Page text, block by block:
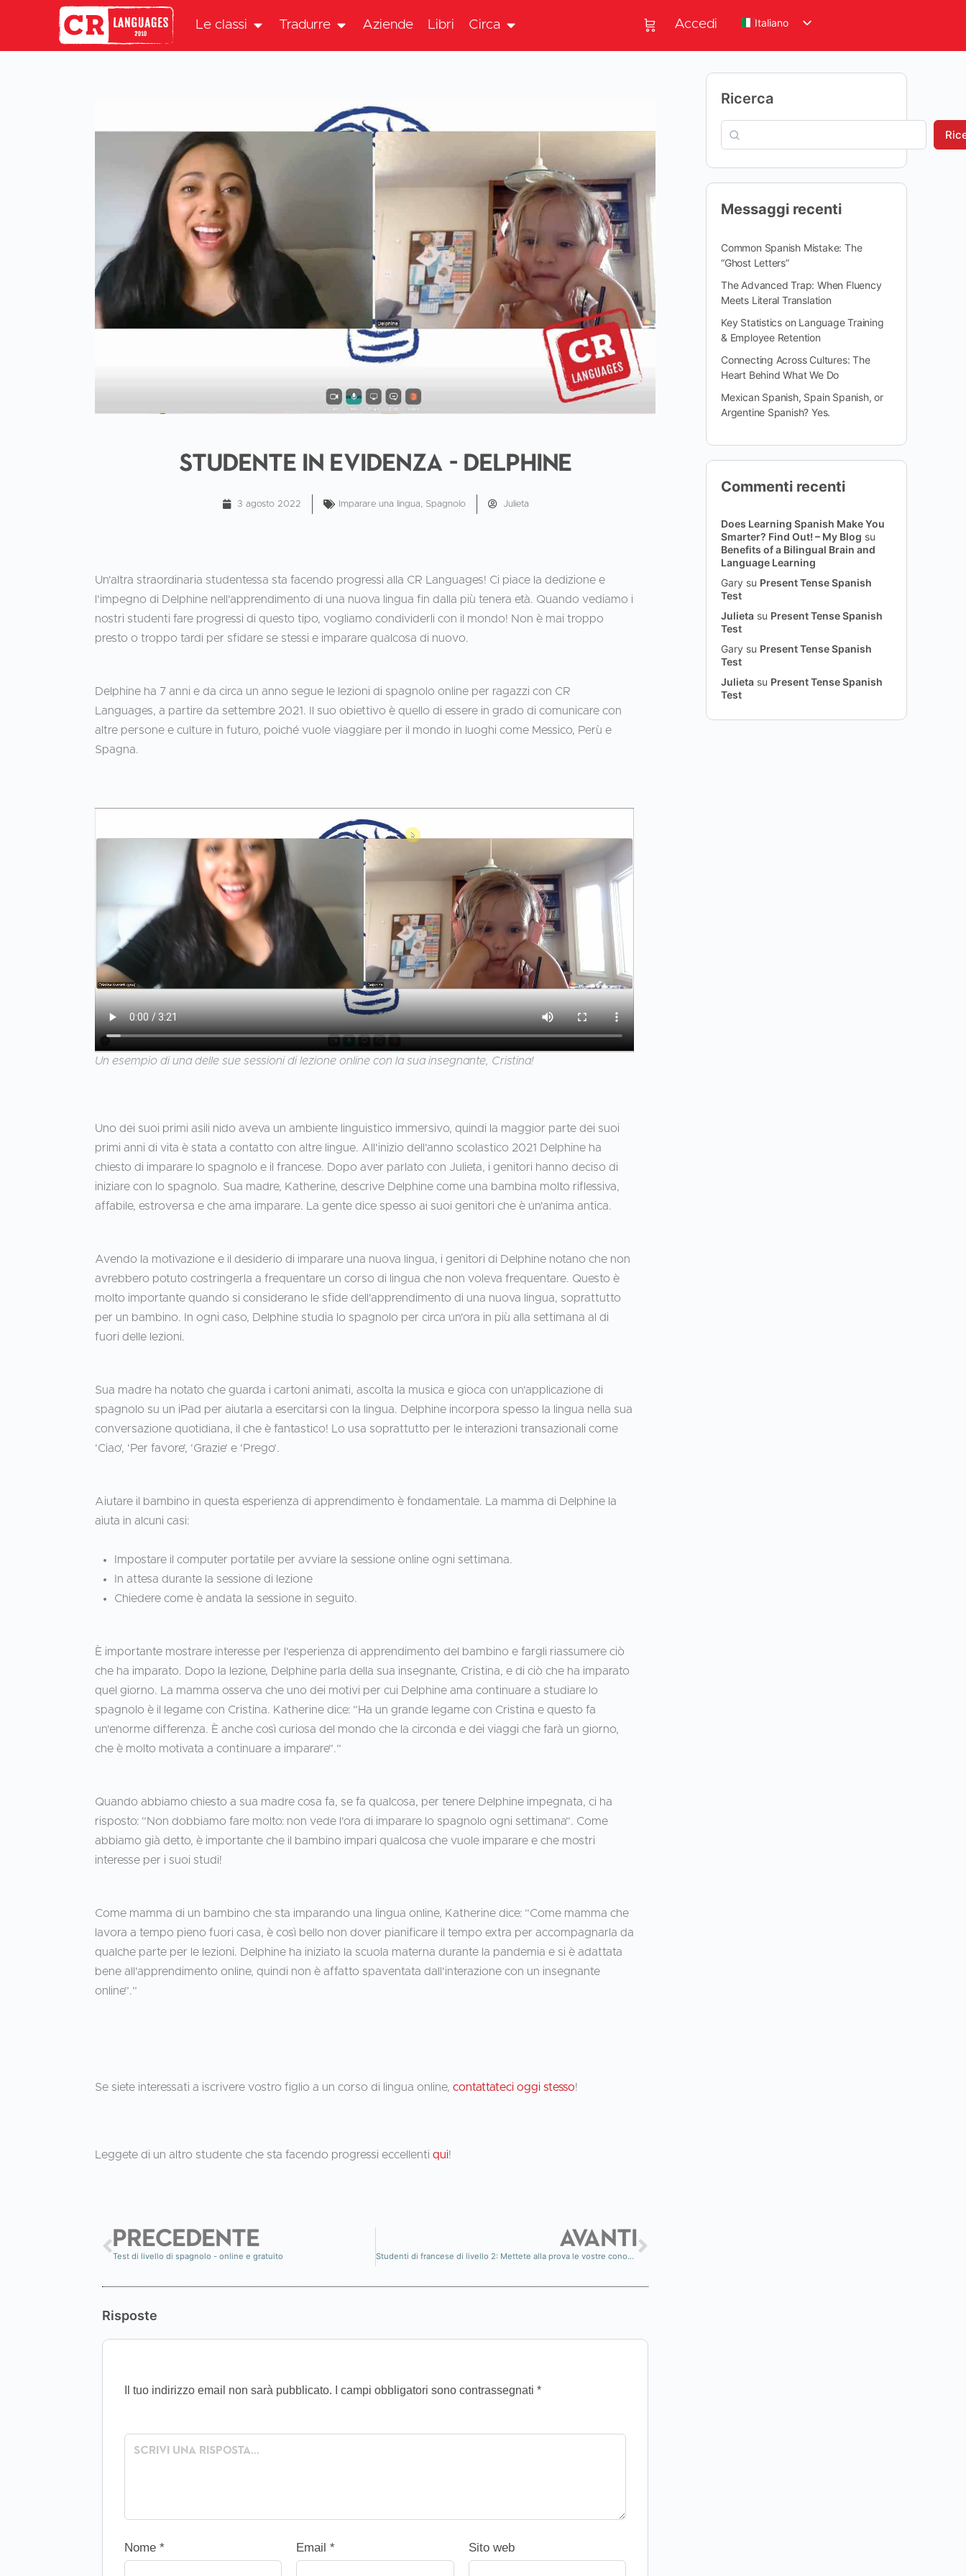
Le classi Tradurre Aziende Libri Circa Accedi Italiano
Studente in evidenza - Delphine
3 agosto 2022 Imparare una lingua Spagnolo Julieta
Un'altra straordinaria studentessa sta facendo progressi alla CR Languages! Ci piace la dedizione e
l'impegno di Delphine nell'apprendimento di una nuova lingua fin dalla più tenera età. Quando vediamo i
nostri studenti fare progressi di questo tipo, vogliamo condividerli con il mondo! Non è mai troppo
presto o troppo tardi per sfidare se stessi e imparare qualcosa di nuovo.
Delphine ha 7 anni e da circa un anno segue le lezioni di spagnolo online per ragazzi con CR
Languages, a partire da settembre 2021. Il suo obiettivo è quello di essere in grado di comunicare con
altre persone e culture in futuro, poiché vuole viaggiare per il mondo in luoghi come Messico, Perù e
Spagna.
Un esempio di una delle sue sessioni di lezione online con la sua insegnante, Cristina!
Uno dei suoi primi asili nido aveva un ambiente linguistico immersivo, quindi la maggior parte dei suoi
primi anni di vita è stata a contatto con altre lingue. All'inizio dell'anno scolastico 2021 Delphine ha
chiesto di imparare lo spagnolo e il francese. Dopo aver parlato con Julieta, i genitori hanno deciso di
iniziare con lo spagnolo. Sua madre, Katherine, descrive Delphine come una bambina molto riflessiva,
affabile, estroversa e che ama imparare. La gente dice spesso ai suoi genitori che è un'anima antica.
Avendo la motivazione e il desiderio di imparare una nuova lingua, i genitori di Delphine notano che non
avrebbero potuto costringerla a frequentare un corso di lingua che non voleva frequentare. Questo è
molto importante quando si considerano le sfide dell'apprendimento di una nuova lingua, soprattutto
per un bambino. In ogni caso, Delphine studia lo spagnolo per circa un'ora in più alla settimana al di
fuori delle lezioni.
Sua madre ha notato che guarda i cartoni animati, ascolta la musica e gioca con un'applicazione di
spagnolo su un iPad per aiutarla a esercitarsi con la lingua. Delphine incorpora spesso la lingua nella sua
conversazione quotidiana, il che è fantastico! Lo usa soprattutto per le interazioni transazionali come
‘Ciao’, ‘Per favore’, ‘Grazie’ e ‘Prego’.
Aiutare il bambino in questa esperienza di apprendimento è fondamentale. La mamma di Delphine la
aiuta in alcuni casi:
Impostare il computer portatile per avviare la sessione online ogni settimana.
In attesa durante la sessione di lezione
Chiedere come è andata la sessione in seguito.
È importante mostrare interesse per l'esperienza di apprendimento del bambino e fargli riassumere ciò
che ha imparato. Dopo la lezione, Delphine parla della sua insegnante, Cristina, e di ciò che ha imparato
quel giorno. La mamma osserva che uno dei motivi per cui Delphine ama continuare a studiare lo
spagnolo è il legame con Cristina. Katherine dice: “Ha un grande legame con Cristina e questo fa
un'enorme differenza. È anche così curiosa del mondo che la circonda e dei viaggi che farà un giorno,
che è molto motivata a continuare a imparare”.”
Quando abbiamo chiesto a sua madre cosa fa, se fa qualcosa, per tenere Delphine impegnata, ci ha
risposto: “Non dobbiamo fare molto: non vede l'ora di imparare lo spagnolo ogni settimana”. Come
abbiamo già detto, è importante che il bambino impari qualcosa che vuole imparare e che mostri
interesse per i suoi studi!
Come mamma di un bambino che sta imparando una lingua online, Katherine dice: “Come mamma che
lavora a tempo pieno fuori casa, è così bello non dover pianificare il tempo extra per accompagnarla da
qualche parte per le lezioni. Delphine ha iniziato la scuola materna durante la pandemia e si è adattata
bene all'apprendimento online, quindi non è affatto spaventata dall'interazione con un insegnante
online”.”
Se siete interessati a iscrivere vostro figlio a un corso di lingua online, contattateci oggi stesso!
Leggete di un altro studente che sta facendo progressi eccellenti qui!
PRECEDENTE
Test di livello di spagnolo - online e gratuito
AVANTI
Studenti di francese di livello 2: Mettete alla prova le vostre conoscenze di francese con questo esercizio GRATUITO!
Risposte
Il tuo indirizzo email non sarà pubblicato. I campi obbligatori sono contrassegnati *
Nome * Email* Sito web
Ricerca
Messaggi recenti
Common Spanish Mistake: The
“Ghost Letters”
The Advanced Trap: When Fluency
Meets Literal Translation
Key Statistics on Language Training
& Employee Retention
Connecting Across Cultures: The
Heart Behind What We Do
Mexican Spanish, Spain Spanish, or
Argentine Spanish? Yes.
Commenti recenti
Does Learning Spanish Make You
Smarter? Find Out! – My Blog su
Benefits of a Bilingual Brain and
Language Learning
Gary su Present Tense Spanish
Test
Julieta su Present Tense Spanish
Test
Gary su Present Tense Spanish
Test
Julieta su Present Tense Spanish
Test